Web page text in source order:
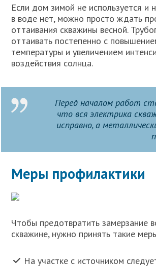
Если дом зимой не используется и
в воде нет, можно просто ждать
оттаивания скважины весной.
оттаивать постепенно с
температуры и увеличением
воздействия солнца.
Перед началом работ
что вся электрика
исправно, а
Меры профилактики
Чтобы предотвратить замерзание
скважине, нужно принять такие
На участке с источником